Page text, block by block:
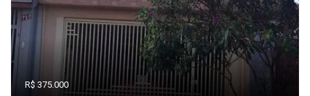
R$ 375.000